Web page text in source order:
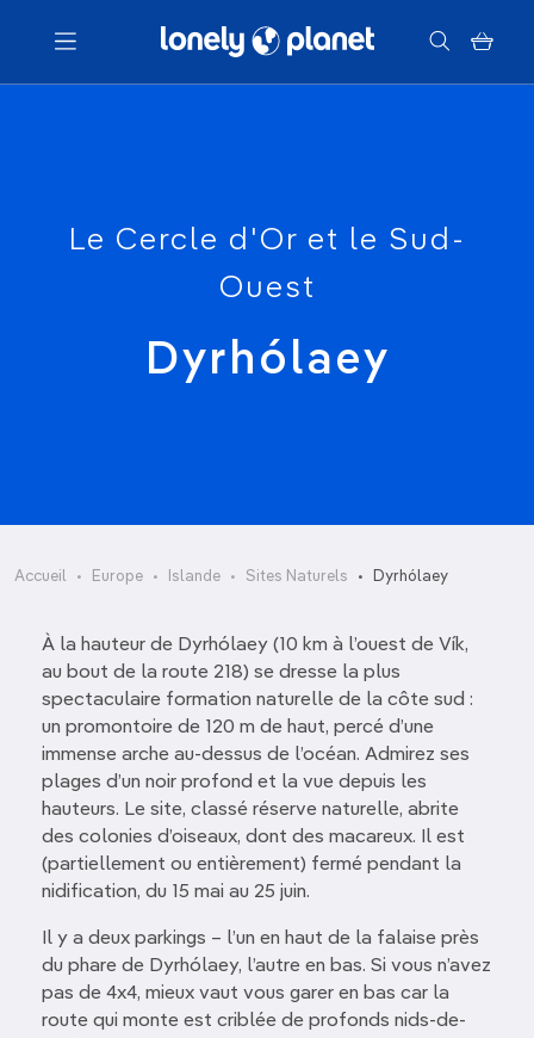
Menu
Le Cercle d'Or et le Sud-
Ouest
Dyrhólaey
Accueil Europe Islande Sites Naturels Dyrhólaey
À la hauteur de Dyrhólaey (10 km à l’ouest de Vík,
au bout de la route 218) se dresse la plus
spectaculaire formation naturelle de la côte sud :
un promontoire de 120 m de haut, percé d’une
immense arche au-dessus de l’océan. Admirez ses
plages d’un noir profond et la vue depuis les
hauteurs. Le site, classé réserve naturelle, abrite
des colonies d’oiseaux, dont des macareux. Il est
(partiellement ou entièrement) fermé pendant la
nidification, du 15 mai au 25 juin.
Il y a deux parkings – l’un en haut de la falaise près
du phare de Dyrhólaey, l’autre en bas. Si vous n’avez
pas de 4x4, mieux vaut vous garer en bas car la
route qui monte est criblée de profonds nids-de-